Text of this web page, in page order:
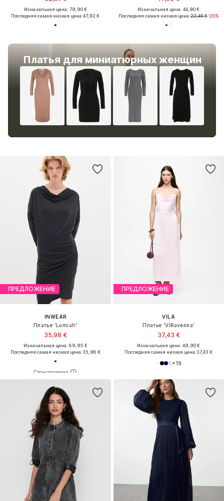
Изначальная цена: 79,90 €
Последняя самая низкая цена:47,92 €
Изначальная цена: 44,90 €
Последняя самая низкая цена:22,45 €-20%
Платья для миниатюрных женщин
ПРЕДЛОЖЕНИЕ
INWEAR
Платье 'Lumiah'
35,98 €
Изначальная цена: 89,95 €
Последняя самая низкая цена:35,98 €
ПРЕДЛОЖЕНИЕ
VILA
Платье 'VIRavenna'
37,43 €
Изначальная цена: 49,90 €
Последняя самая низкая цена:37,43 €
+19